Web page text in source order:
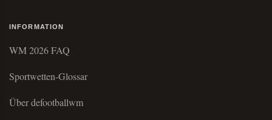
INFORMATION
WM 2026 FAQ
Sportwetten-Glossar
Über defootballwm